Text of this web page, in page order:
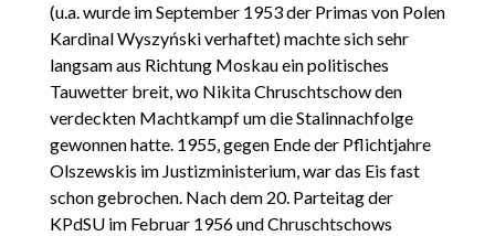
(u.a. wurde im September 1953 der Primas von Polen
Kardinal Wyszyński verhaftet) machte sich sehr
langsam aus Richtung Moskau ein politisches
Tauwetter breit, wo Nikita Chruschtschow den
verdeckten Machtkampf um die Stalinnachfolge
gewonnen hatte. 1955, gegen Ende der Pflichtjahre
Olszewskis im Justizministerium, war das Eis fast
schon gebrochen. Nach dem 20. Parteitag der
KPdSU im Februar 1956 und Chruschtschows